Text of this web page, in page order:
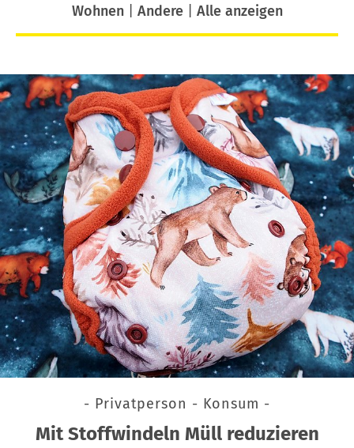
Wohnen| Andere| Alle anzeigen
- Privatperson - Konsum -
Mit Stoffwindeln Müll reduzieren